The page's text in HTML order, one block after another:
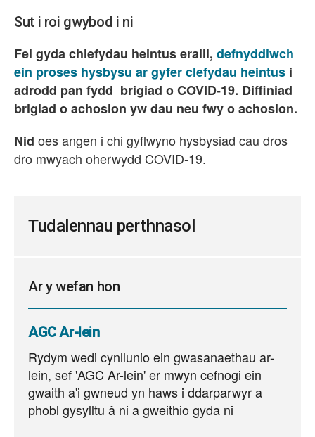
Sut i roi gwybod i ni
Fel gyda chlefydau heintus eraill, defnyddiwch
ein proses hysbysu ar gyfer clefydau heintus i
adrodd pan fydd brigiad o COVID-19. Diffiniad
brigiad o achosion yw dau neu fwy o achosion.
Nid oes angen i chi gyflwyno hysbysiad cau dros
dro mwyach oherwydd COVID-19.
Tudalennau perthnasol
Ar y wefan hon
AGC Ar-lein
Rydym wedi cynllunio ein gwasanaethau ar-
lein, sef 'AGC Ar-lein' er mwyn cefnogi ein
gwaith a'i gwneud yn haws i ddarparwyr a
phobl gysylltu â ni a gweithio gyda ni